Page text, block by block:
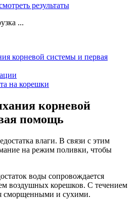
результаты
...
корневой системы и первая
на корешки
корневой
помощь
влаги. В связи с этим
на режим поливки, чтобы
воды сопровождается
воздушных корешков. С течением
сморщенными и сухими.